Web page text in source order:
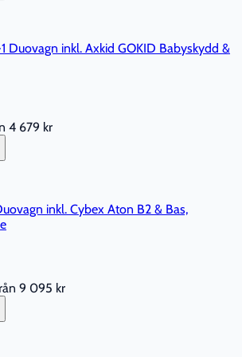
Duovagn inkl. Axkid GOKID Babyskydd &
4 679 kr
inkl. Cybex Aton B2 & Bas,
9 095 kr